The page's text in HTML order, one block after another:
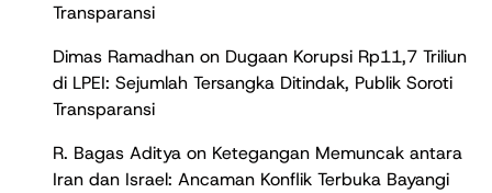
Transparansi
Dimas Ramadhan on Dugaan Korupsi Rp11,7 Triliun
di LPEI: Sejumlah Tersangka Ditindak, Publik Soroti
Transparansi
R. Bagas Aditya on Ketegangan Memuncak antara
Iran dan Israel: Ancaman Konflik Terbuka Bayangi